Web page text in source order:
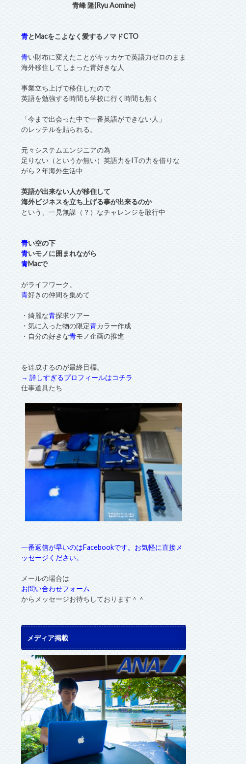
青峰 隆(Ryu Aomine)
青とMacをこよなく愛するノマドCTO
青い財布に変えたことがキッカケで英語力ゼロのまま
海外移住してしまった青好きな人
事業立ち上げで移住したので
英語を勉強する時間も学校に行く時間も無く
「今まで出会った中で一番英語ができない人」
のレッテルを貼られる。
元々システムエンジニアの為
足りない（というか無い）英語力をITの力を借りな
がら２年海外生活中
英語が出来ない人が移住して
海外ビジネスを立ち上げる事が出来るのか
という、一見無謀（？）なチャレンジを敢行中
青い空の下
青いモノに囲まれながら
青Macで
がライフワーク。
青好きの仲間を集めて
・綺麗な青探求ツアー
・気に入った物の限定青カラー作成
・自分の好きな青モノ企画の推進
を達成するのが最終目標。
→ 詳しすぎるプロフィールはコチラ
仕事道具たち
一番返信が早いのはFacebookです。お気軽に直接メ
ッセージください。
メールの場合は
お問い合わせフォーム
からメッセージお待ちしております＾＾
メディア掲載